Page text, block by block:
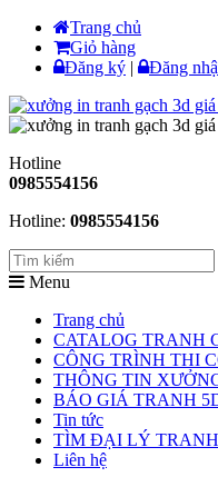
Trang chủ
Giỏ hàng
Đăng ký | Đăng
Hotline
0985554156
Hotline: 0985554156
Menu
Trang chủ
CATALOG TRANH
CÔNG TRÌNH THI
THÔNG TIN
BÁO GIÁ TRANH
Tin tức
TÌM ĐẠI LÝ
Liên hệ